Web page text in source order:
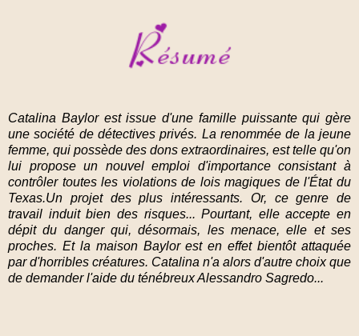
Catalina Baylor est issue d'une famille puissante qui gère
une société de détectives privés. La renommée de la jeune
femme, qui possède des dons extraordinaires, est telle qu'on
lui propose un nouvel emploi d'importance consistant à
contrôler toutes les violations de lois magiques de l'État du
Texas.Un projet des plus intéressants. Or, ce genre de
travail induit bien des risques... Pourtant, elle accepte en
dépit du danger qui, désormais, les menace, elle et ses
proches. Et la maison Baylor est en effet bientôt attaquée
par d'horribles créatures. Catalina n'a alors d'autre choix que
de demander l'aide du ténébreux Alessandro Sagredo...